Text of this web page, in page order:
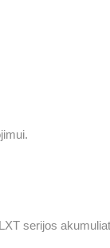
serijos